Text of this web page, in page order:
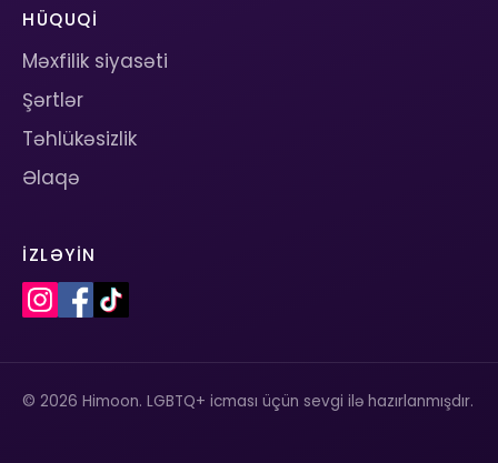
HÜQUQI
Məxfilik siyasəti
Şərtlər
Təhlükəsizlik
Əlaqə
İZLƏYIN
© 2026 Himoon. LGBTQ+ icması üçün sevgi ilə hazırlanmışdır.